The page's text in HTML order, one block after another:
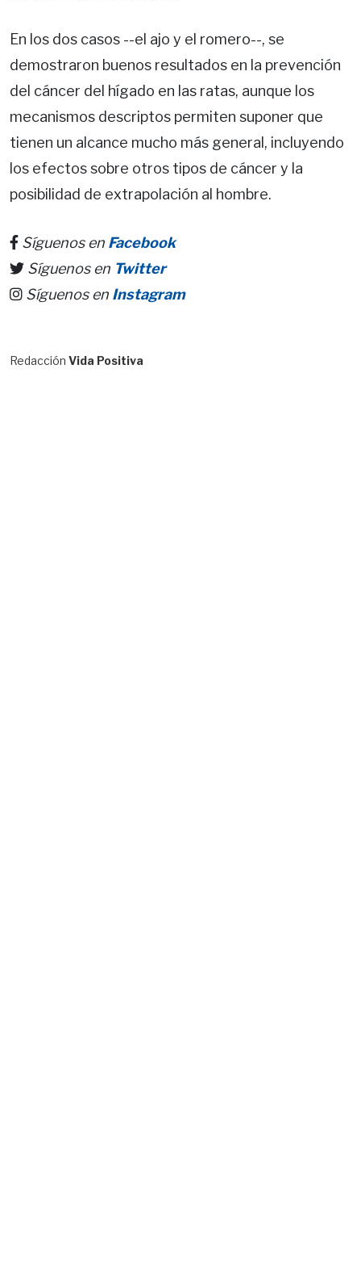
En los dos casos --el ajo y el romero--, se
demostraron buenos resultados en la prevención
del cáncer del hígado en las ratas, aunque los
mecanismos descriptos permiten suponer que
tienen un alcance mucho más general, incluyendo
los efectos sobre otros tipos de cáncer y la
posibilidad de extrapolación al hombre.
Síguenos en Facebook
Síguenos en Twitter
Síguenos en Instagram
Redacción Vida Positiva